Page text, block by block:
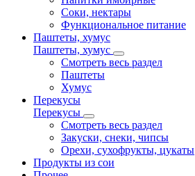
Соки, нектары
Функциональное питание
Паштеты, хумус
Паштеты, хумус
Смотреть весь раздел
Паштеты
Хумус
Перекусы
Перекусы
Смотреть весь раздел
Закуски, снеки, чипсы
Орехи, сухофрукты, цукаты
Продукты из сои